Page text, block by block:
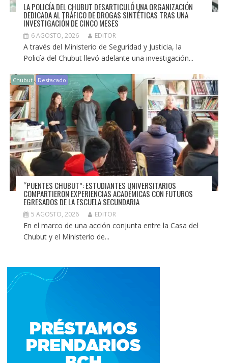
LA POLICÍA DEL CHUBUT DESARTICULÓ UNA ORGANIZACIÓN
DEDICADA AL TRÁFICO DE DROGAS SINTÉTICAS TRAS UNA
INVESTIGACIÓN DE CINCO MESES
6 AGOSTO, 2026 EDITOR
A través del Ministerio de Seguridad y Justicia, la
Policía del Chubut llevó adelante una investigación...
Chubut Destacado
“PUENTES CHUBUT”: ESTUDIANTES UNIVERSITARIOS
COMPARTIERON EXPERIENCIAS ACADÉMICAS CON FUTUROS
EGRESADOS DE LA ESCUELA SECUNDARIA
5 AGOSTO, 2026 EDITOR
En el marco de una acción conjunta entre la Casa del
Chubut y el Ministerio de...